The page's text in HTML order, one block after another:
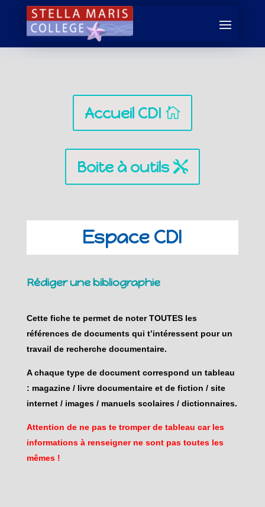
Accueil CDI
Boite à outils
Espace CDI
Rédiger une bibliographie
Cette fiche te permet de noter TOUTES les
références de documents qui t’intéressent pour un
travail de recherche documentaire.
A chaque type de document correspond un tableau
: magazine / livre documentaire et de fiction / site
internet / images / manuels scolaires / dictionnaires.
Attention de ne pas te tromper de tableau car les
informations à renseigner ne sont pas toutes les
mêmes !